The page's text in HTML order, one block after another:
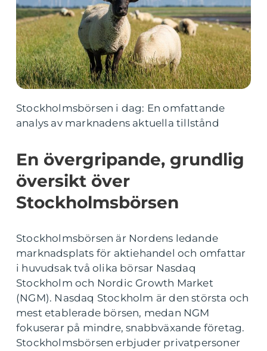
Stockholmsbörsen i dag: En omfattande
analys av marknadens aktuella tillstånd
En övergripande, grundlig
översikt över
Stockholmsbörsen
Stockholmsbörsen är Nordens ledande
marknadsplats för aktiehandel och omfattar
i huvudsak två olika börsar Nasdaq
Stockholm och Nordic Growth Market
(NGM). Nasdaq Stockholm är den största och
mest etablerade börsen, medan NGM
fokuserar på mindre, snabbväxande företag.
Stockholmsbörsen erbjuder privatpersoner